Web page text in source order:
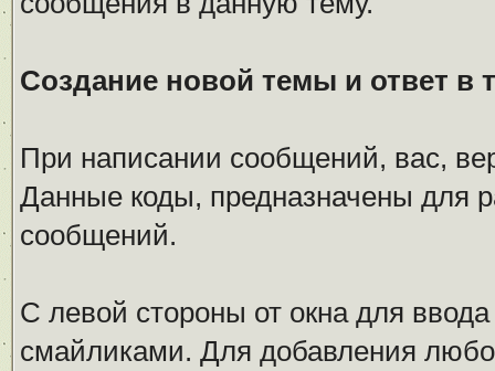
Создание новой темы и ответ в
При написании сообщений, вас,
Данные коды, предназначены для
сообщений.
С левой стороны от окна для
смайликами. Для добавления